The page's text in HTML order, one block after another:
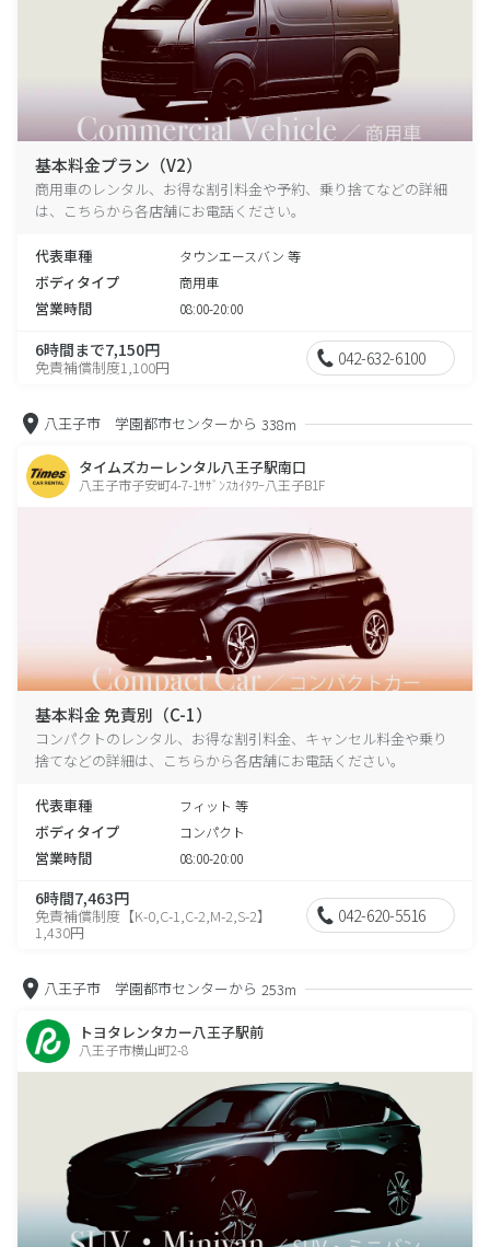
基本料金プラン（V2）
商用車のレンタル、お得な割引料金や予約、乗り捨てなどの詳細
は、こちらから各店舗にお電話ください。
代表車種 タウンエースバン 等
ボディタイプ 商用車
営業時間 08:00-20:00
6時間まで7,150円
免責補償制度1,100円 042-632-6100
八王子市 学園都市センターから 338m
タイムズカーレンタル八王子駅南口
八王子市子安町4-7-1ｻｻﾞﾝｽｶｲﾀﾜｰ八王子B1F
基本料金 免責別（C-1）
コンパクトのレンタル、お得な割引料金、キャンセル料金や乗り
捨てなどの詳細は、こちらから各店舗にお電話ください。
代表車種 フィット 等
ボディタイプ コンパクト
営業時間 08:00-20:00
6時間7,463円
免責補償制度【K-0,C-1,C-2,M-2,S-2】
1,430円
042-620-5516
八王子市 学園都市センターから 253m
トヨタレンタカー八王子駅前
八王子市横山町2-8